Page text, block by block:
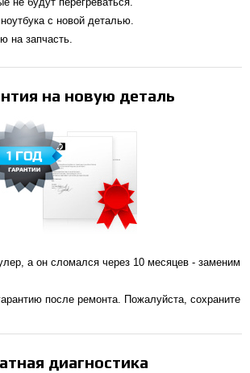
с новой деталью.
на запчасть.
на новую деталь
а он сломался через 10 месяцев - заменим
после ремонта. Пожалуйста, сохраните
диагностика